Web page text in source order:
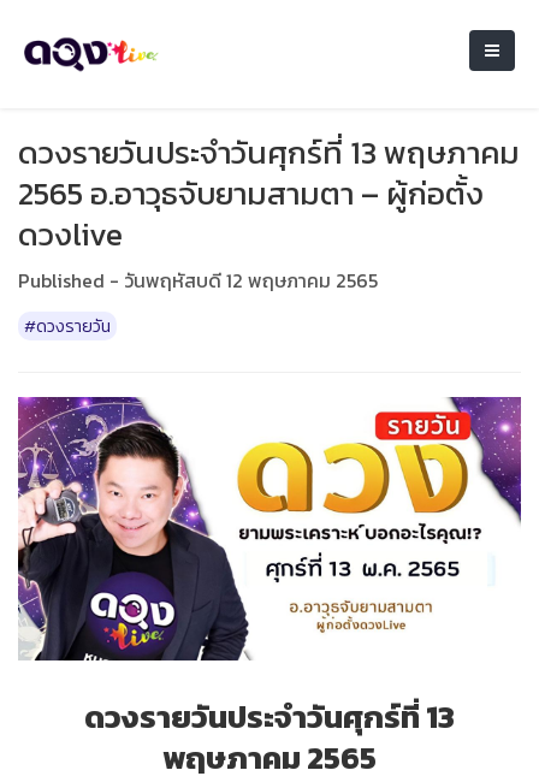
ดวงรายวันประจำวันศุกร์ที่ 13 พฤษภาคม
2565 อ.อาวุธจับยามสามตา – ผู้ก่อตั้ง
ดวงlive
Published - วันพฤหัสบดี 12 พฤษภาคม 2565
#ดวงรายวัน
ดวงรายวันประจำวันศุกร์ที่ 13
พฤษภาคม 2565